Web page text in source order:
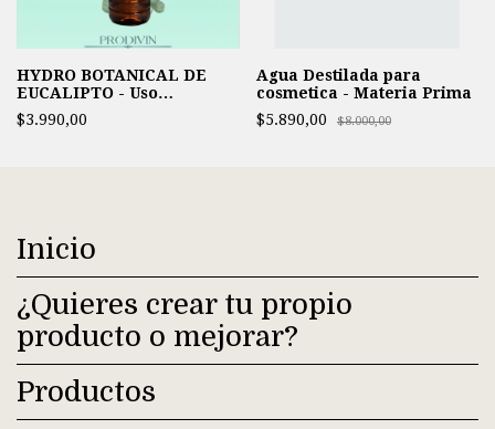
HYDRO BOTANICAL DE
EUCALIPTO - Uso
Cosmético
$3.990,00
Agua Destilada para
cosmetica - Materia Prima
$5.890,00
$8.000,00
Inicio
¿Quieres crear tu propio
producto o mejorar?
Productos